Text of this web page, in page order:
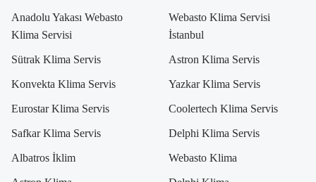
Anadolu Yakası Webasto
Klima Servisi
Webasto Klima Servisi
İstanbul
Sütrak Klima Servis Astron Klima Servis
Konvekta Klima Servis Yazkar Klima Servis
Eurostar Klima Servis Coolertech Klima Servis
Safkar Klima Servis Delphi Klima Servis
Albatros İklim Webasto Klima